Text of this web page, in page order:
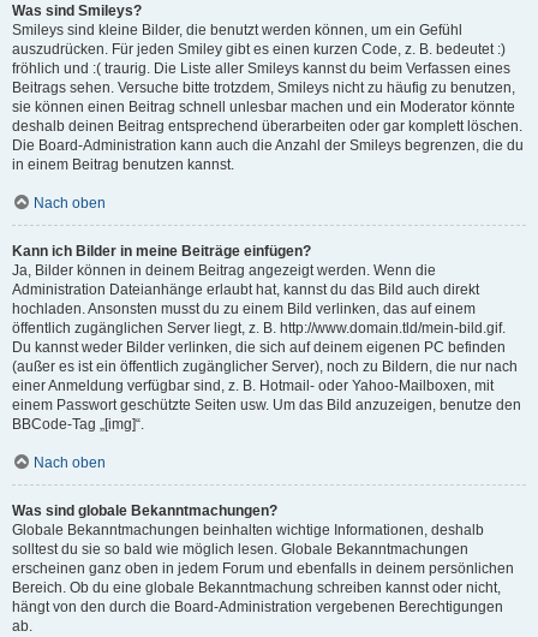
Was sind Smileys?
Smileys sind kleine Bilder, die benutzt werden können, um ein Gefühl
auszudrücken. Für jeden Smiley gibt es einen kurzen Code, z. B. bedeutet :)
fröhlich und :( traurig. Die Liste aller Smileys kannst du beim Verfassen eines
Beitrags sehen. Versuche bitte trotzdem, Smileys nicht zu häufig zu benutzen,
sie können einen Beitrag schnell unlesbar machen und ein Moderator könnte
deshalb deinen Beitrag entsprechend überarbeiten oder gar komplett löschen.
Die Board-Administration kann auch die Anzahl der Smileys begrenzen, die du
in einem Beitrag benutzen kannst.
Nach oben
Kann ich Bilder in meine Beiträge einfügen?
Ja, Bilder können in deinem Beitrag angezeigt werden. Wenn die
Administration Dateianhänge erlaubt hat, kannst du das Bild auch direkt
hochladen. Ansonsten musst du zu einem Bild verlinken, das auf einem
öffentlich zugänglichen Server liegt, z. B. http://www.domain.tld/mein-bild.gif.
Du kannst weder Bilder verlinken, die sich auf deinem eigenen PC befinden
(außer es ist ein öffentlich zugänglicher Server), noch zu Bildern, die nur nach
einer Anmeldung verfügbar sind, z. B. Hotmail- oder Yahoo-Mailboxen, mit
einem Passwort geschützte Seiten usw. Um das Bild anzuzeigen, benutze den
BBCode-Tag „[img]“.
Nach oben
Was sind globale Bekanntmachungen?
Globale Bekanntmachungen beinhalten wichtige Informationen, deshalb
solltest du sie so bald wie möglich lesen. Globale Bekanntmachungen
erscheinen ganz oben in jedem Forum und ebenfalls in deinem persönlichen
Bereich. Ob du eine globale Bekanntmachung schreiben kannst oder nicht,
hängt von den durch die Board-Administration vergebenen Berechtigungen
ab.